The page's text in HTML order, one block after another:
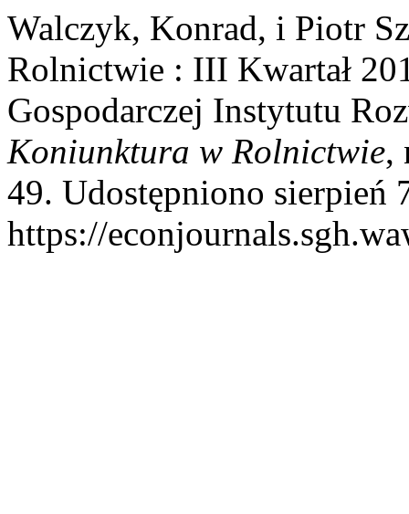
Walczyk, Konrad, i Piotr
Rolnictwie : III Kwartał
Gospodarczej Instytutu
Koniunktura w Rolnictwie,
49. Udostępniono sierpień
https://